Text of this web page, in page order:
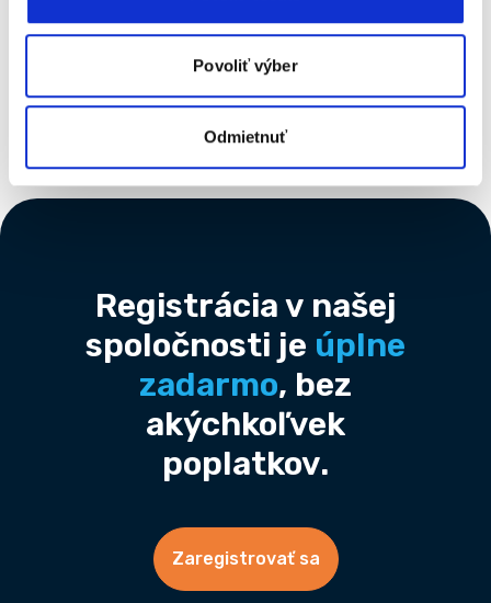
Povoliť výber
Odmietnuť
‹ 15
Počet strán 29
Footer
Registrácia v našej
spoločnosti je úplne
zadarmo, bez
akýchkoľvek
poplatkov.
Zaregistrovať sa